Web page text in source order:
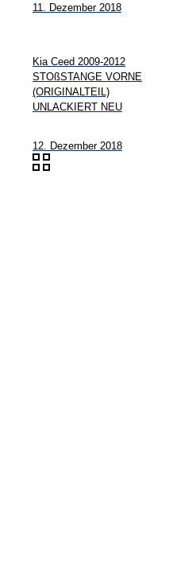
11. Dezember 2018
Kia Ceed 2009-2012
STOßSTANGE VORNE
(ORIGINALTEIL)
UNLACKIERT NEU
12. Dezember 2018